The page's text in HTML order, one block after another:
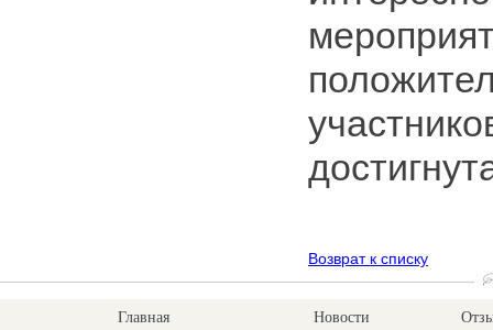
Возврат к списку
Главная Новости